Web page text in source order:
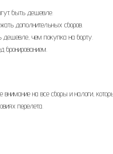
быть дешевле.
дополнительных сборов.
дешевле, чем покупка на борту.
бронированием.
на все сборы и налоги,
перелета.